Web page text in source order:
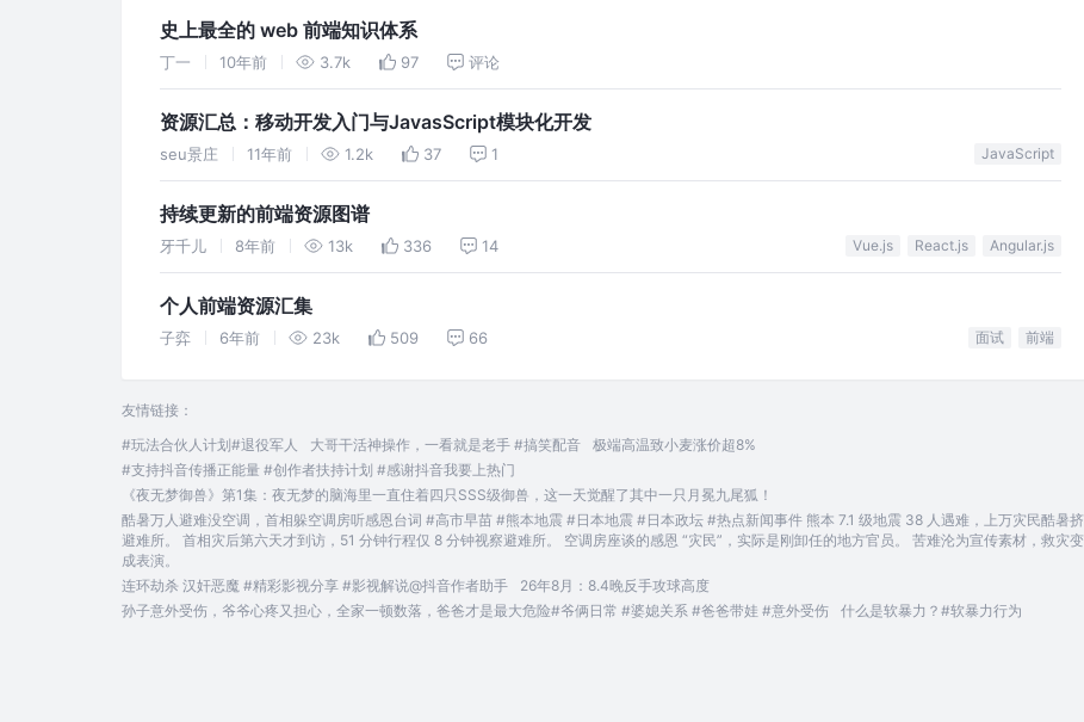
史上最全的 web 前端知识体系
丁一 10年前 3.7k 97 评论
资源汇总：移动开发入门与JavasScript模块化开发
seu景庄 11年前 1.2k 37 1 JavaScript
持续更新的前端资源图谱
牙千儿 8年前 13k 336 14 Vue.js React.js Angular.js
个人前端资源汇集
子弈 6年前 23k 509 66 面试 前端
友情链接：
#玩法合伙人计划#退役军人
大哥干活神操作，一看就是老手 #搞笑配音
极端高温致小麦涨价超8%
#支持抖音传播正能量 #创作者扶持计划 #感谢抖音我要上热门
《夜无梦御兽》第1集：夜无梦的脑海里一直住着四只SSS级御兽，这一天觉醒了其中一只月冕九尾狐！
酷暑万人避难没空调，首相躲空调房听感恩台词 #高市早苗 #熊本地震 #日本地震 #日本政坛 #热点新闻事件 熊本 7.1 级地震 38 人遇难，上万灾民酷暑挤
避难所。 首相灾后第六天才到访，51 分钟行程仅 8 分钟视察避难所。 空调房座谈的感恩 “灾民”，实际是刚卸任的地方官员。 苦难沦为宣传素材，救灾变
成表演。
连环劫杀 汉奸恶魔 #精彩影视分享 #影视解说@抖音作者助手
26年8月：8.4晚反手攻球高度
孙子意外受伤，爷爷心疼又担心，全家一顿数落，爸爸才是最大危险#爷俩日常 #婆媳关系 #爸爸带娃 #意外受伤
什么是软暴力？#软暴力行为